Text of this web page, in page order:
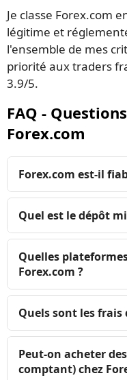
Je classe Forex.com
légitime et
l'ensemble de mes
priorité aux traders
3.9/5.
FAQ -
Forex.com
Forex.com est-il
Quel est le dépôt
Quelles
Forex.com ?
Quels sont les
Peut-on acheter
comptant) chez